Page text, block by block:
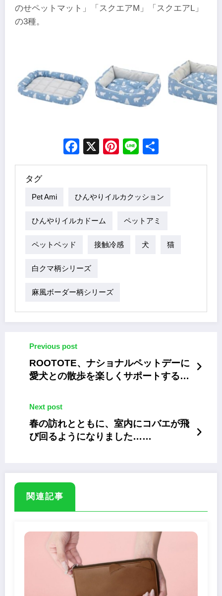
のせペットマット」「スクエアM」「スクエアL」
の3種。
Facebook
X Pinterest
Line
タグ
Pet Ami ひんやりイルカクッション
ひんやりイルカドーム ペットアミ
ペットベッド 接触冷感 犬 猫
白クマ柄シリーズ
麻風ボーダー柄シリーズ
Previous post
ROOTOTE、ナショナルペットデーに
愛犬との散歩を楽しくサポートするト
Next post
春の訪れとともに、室内にコバエが飛
び回るようになりました……
関連記事